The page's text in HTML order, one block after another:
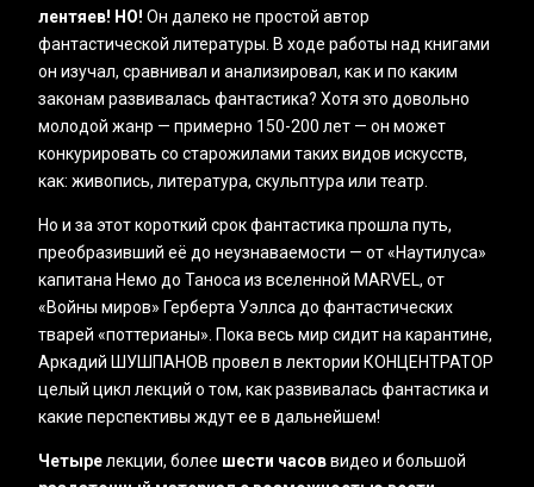
лентяев! НО! Он далеко не простой автор
фантастической литературы. В ходе работы над книгами
он изучал, сравнивал и анализировал, как и по каким
законам развивалась фантастика? Хотя это довольно
молодой жанр — примерно 150-200 лет — он может
конкурировать со старожилами таких видов искусств,
как: живопись, литература, скульптура или театр.
Но и за этот короткий срок фантастика прошла путь,
преобразивший её до неузнаваемости — от «Наутилуса»
капитана Немо до Таноса из вселенной MARVEL, от
«‎Войны миров» Герберта Уэллса до фантастических
тварей «поттерианы». Пока весь мир сидит на карантине,
Аркадий ШУШПАНОВ провел в лектории КОНЦЕНТРАТОР
целый цикл лекций о том, как развивалась фантастика и
какие перспективы ждут ее в дальнейшем!
Четырелекции, более шести часоввидео и большой